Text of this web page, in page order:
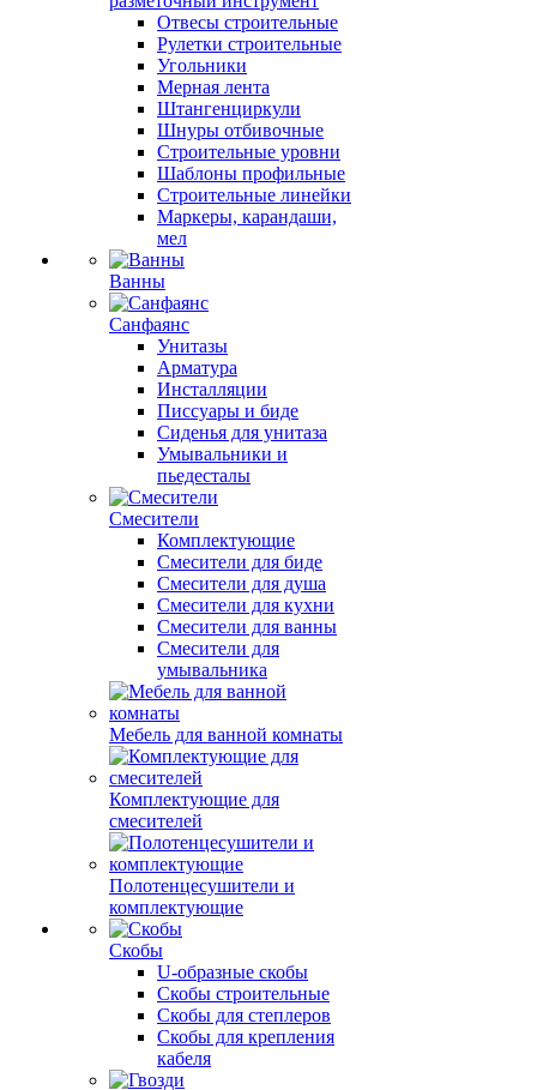
Отвесы строительные
Рулетки строительные
Угольники
Мерная лента
Штангенциркули
Шнуры отбивочные
Строительные уровни
Шаблоны профильные
Строительные линейки
Маркеры, карандаши,
мел
Ванны
Санфаянс
Унитазы
Арматура
Инсталляции
Писсуары и биде
Сиденья для унитаза
Умывальники и
пьедесталы
Смесители
Комплектующие
Смесители для биде
Смесители для душа
Смесители для кухни
Смесители для ванны
Смесители для
умывальника
Мебель для ванной комнаты
Комплектующие для
смесителей
Полотенцесушители и
комплектующие
Скобы
U-образные скобы
Скобы строительные
Скобы для степлеров
Скобы для крепления
кабеля